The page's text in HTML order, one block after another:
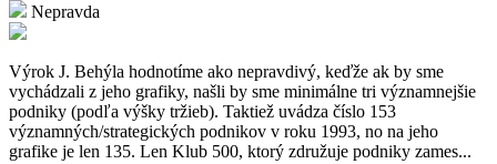
Nepravda
Výrok J. Behýla hodnotíme ako nepravdivý, keďže ak by sme
vychádzali z jeho grafiky, našli by sme minimálne tri významnejšie
podniky (podľa výšky tržieb). Taktiež uvádza číslo 153
významných/strategických podnikov v roku 1993, no na jeho
grafike je len 135. Len Klub 500, ktorý združuje podniky zames...